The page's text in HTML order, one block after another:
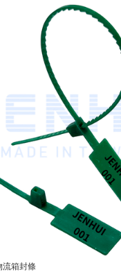
流箱封條